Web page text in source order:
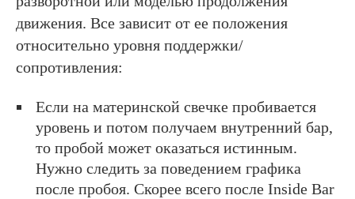
движения. Все зависит от ее положения
относительно уровня поддержки/
сопротивления:
Если на материнской свечке пробивается
уровень и потом получаем внутренний бар,
то пробой может оказаться истинным.
Нужно следить за поведением графика
после пробоя. Скорее всего после Inside Bar